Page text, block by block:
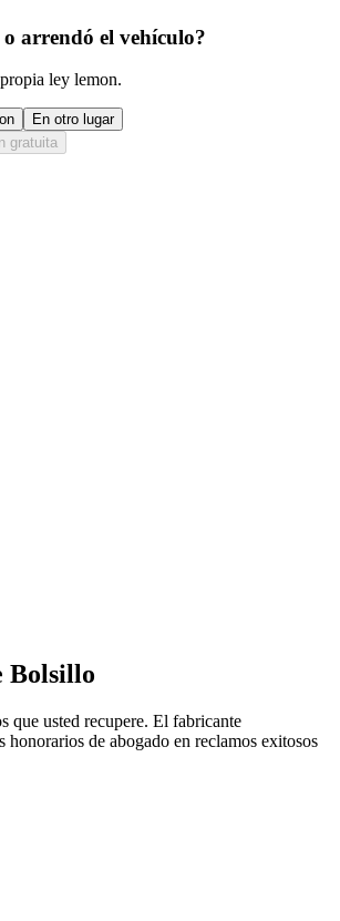
arrendó el vehículo?
ley lemon.
En otro lugar
gratuita
Bolsillo
que usted recupere. El fabricante
honorarios de abogado en reclamos exitosos